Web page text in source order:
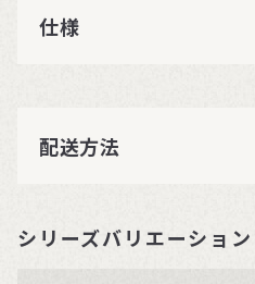
仕様
配送方法
シリーズバリエーション